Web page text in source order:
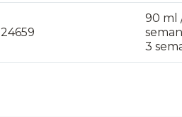
24659
90 ml
3